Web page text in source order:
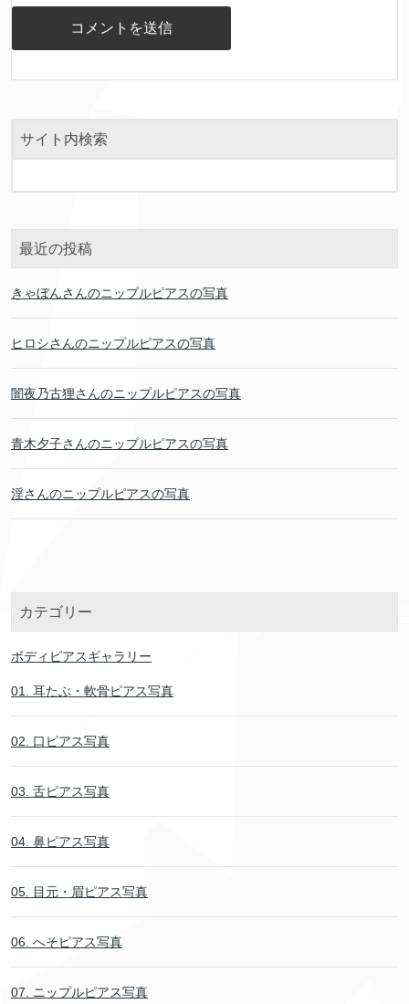
サイト内検索
最近の投稿
きゃぼんさんのニップルピアスの写真
ヒロシさんのニップルピアスの写真
闇夜乃古狸さんのニップルピアスの写真
青木夕子さんのニップルピアスの写真
淫さんのニップルピアスの写真
カテゴリー
ボディピアスギャラリー
01. 耳たぶ・軟骨ピアス写真
02. 口ピアス写真
03. 舌ピアス写真
04. 鼻ピアス写真
05. 目元・眉ピアス写真
06. へそピアス写真
07. ニップルピアス写真